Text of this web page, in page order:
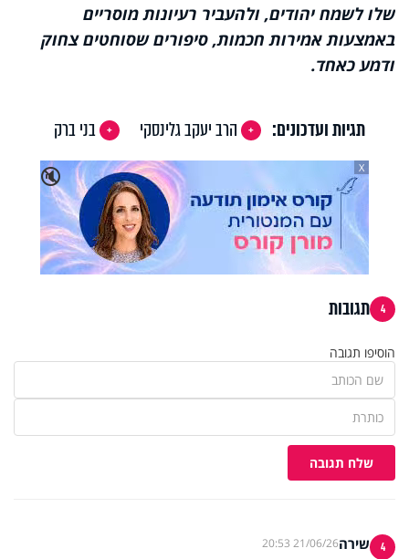
שלו לשמח יהודים, ולהעביר רעיונות מוסריים
באמצעות אמירות חכמות, סיפורים שסוחטים צחוק
ודמע כאחד.
תגיות ועדכונים: הרב יעקב גלינסקי
בני ברק
🔇
X
4 תגובות
הוסיפו תגובה
שלח תגובה
4 שירה21/06/26 20:53